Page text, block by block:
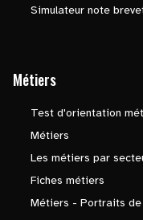
Simulateur note
Métiers
Test d'orientation
Métiers
Les métiers par
Fiches métiers
Métiers - Portraits de